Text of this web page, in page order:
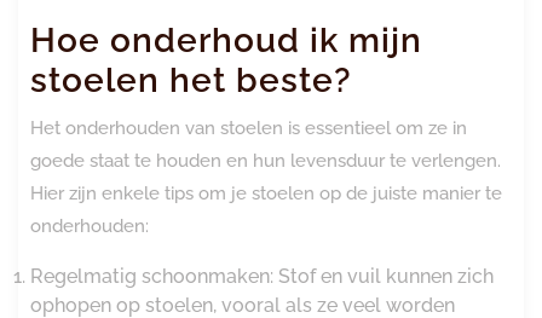
Hoe onderhoud ik mijn
stoelen het beste?
Het onderhouden van stoelen is essentieel om ze in
goede staat te houden en hun levensduur te verlengen.
Hier zijn enkele tips om je stoelen op de juiste manier te
onderhouden:
Regelmatig schoonmaken: Stof en vuil kunnen zich
ophopen op stoelen, vooral als ze veel worden